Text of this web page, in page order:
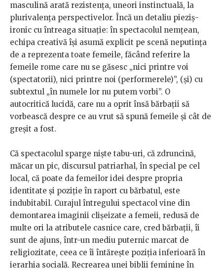
masculină arată rezistența, uneori instinctuală, la
plurivalența perspectivelor. Încă un detaliu pieziș-
ironic cu întreaga situație: în spectacolul nemțean,
echipa creativă își asumă explicit pe scenă neputința
de a reprezenta toate femeile, făcând referire la
femeile rome care nu se găsesc „nici printre voi
(spectatorii), nici printre noi (performerele)”, (și) cu
subtextul „în numele lor nu putem vorbi”. O
autocritică lucidă, care nu a oprit însă bărbații să
vorbească despre ce au vrut să spună femeile și cât de
greșit a fost.
Că spectacolul sparge niște tabu-uri, că zdruncină,
măcar un pic, discursul patriarhal, în special pe cel
local, că poate da femeilor idei despre propria
identitate și poziție în raport cu bărbatul, este
indubitabil. Curajul întregului spectacol vine din
demontarea imaginii clișeizate a femeii, redusă de
multe ori la atributele casnice care, cred bărbații, îi
sunt de ajuns, într-un mediu puternic marcat de
religiozitate, ceea ce îi întărește poziția inferioară în
ierarhia socială. Recrearea unei biblii feminine în